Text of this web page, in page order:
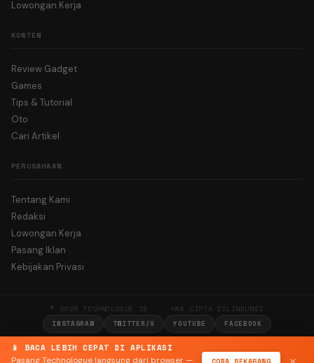
📱 BACA LEBIH CEPAT DI APLIKASI
Pasang Technologue langsung dari browser —
COBA SEKARANG
Lowongan Kerja
KONTEN
Review Gadget
Games
Tips & Tutorial
Oto
Cari Artikel
PERUSAHAAN
Tentang Kami
Redaksi
Lowongan Kerja
Pasang Iklan
Kebijakan Privasi
© 2026 TECHNOLOGUE.ID · HAK CIPTA DILINDUNGI
INSTAGRAM TWITTER/X YOUTUBE FACEBOOK